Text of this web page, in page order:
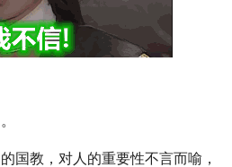
国教，对人的重要性不言而喻，